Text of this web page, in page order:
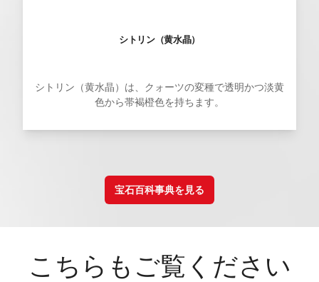
シトリン（黄水晶）
シトリン（黄水晶）は、クォーツの変種で透明かつ淡黄
色から帯褐橙色を持ちます。
宝石百科事典を見る
こちらもご覧ください